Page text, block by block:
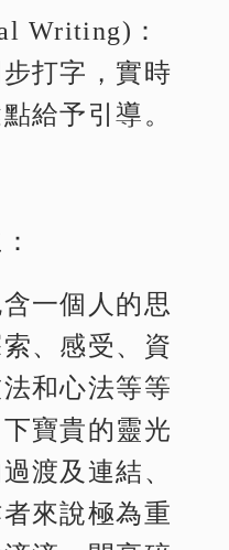
Writing)：
打字，實時
給予引導。
一個人的思
、感受、資
和心法等等
寶貴的靈光
渡及連結、
來說極為重